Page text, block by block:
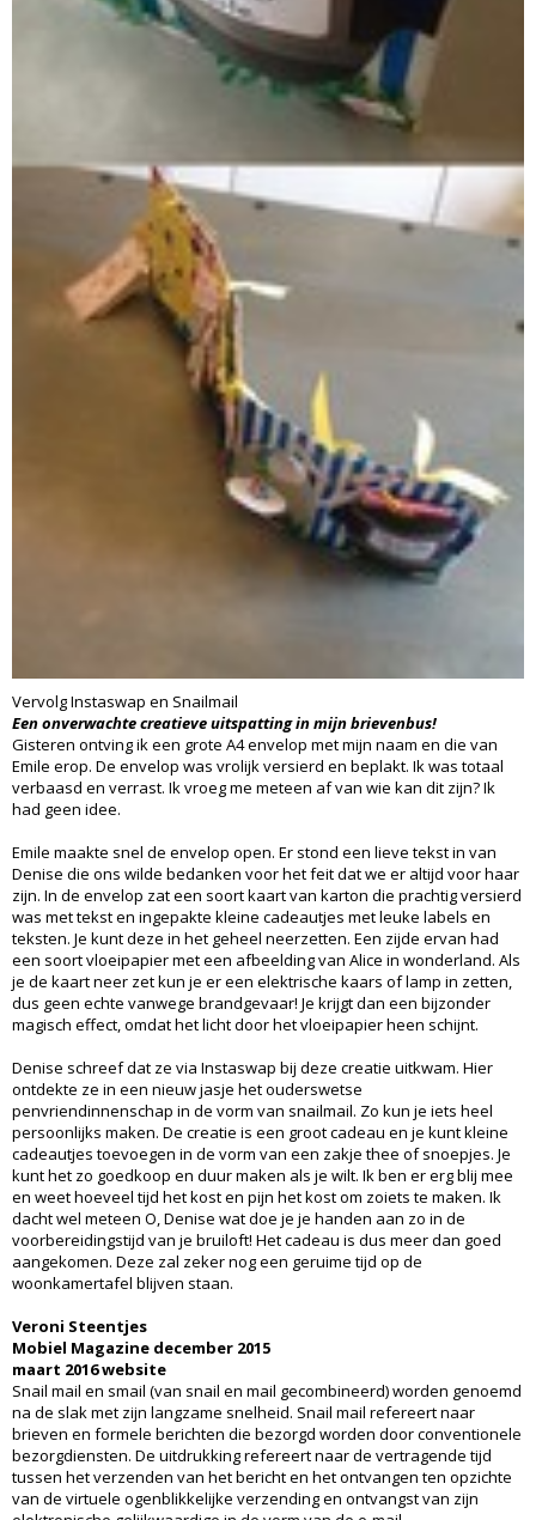
Vervolg Instaswap en Snailmail
Een onverwachte creatieve uitspatting in mijn brievenbus!
Gisteren ontving ik een grote A4 envelop met mijn naam en die van
Emile erop. De envelop was vrolijk versierd en beplakt. Ik was totaal
verbaasd en verrast. Ik vroeg me meteen af van wie kan dit zijn? Ik
had geen idee.
Emile maakte snel de envelop open. Er stond een lieve tekst in van
Denise die ons wilde bedanken voor het feit dat we er altijd voor haar
zijn. In de envelop zat een soort kaart van karton die prachtig versierd
was met tekst en ingepakte kleine cadeautjes met leuke labels en
teksten. Je kunt deze in het geheel neerzetten. Een zijde ervan had
een soort vloeipapier met een afbeelding van Alice in wonderland. Als
je de kaart neer zet kun je er een elektrische kaars of lamp in zetten,
dus geen echte vanwege brandgevaar! Je krijgt dan een bijzonder
magisch effect, omdat het licht door het vloeipapier heen schijnt.
Denise schreef dat ze via Instaswap bij deze creatie uitkwam. Hier
ontdekte ze in een nieuw jasje het ouderswetse
penvriendinnenschap in de vorm van snailmail. Zo kun je iets heel
persoonlijks maken. De creatie is een groot cadeau en je kunt kleine
cadeautjes toevoegen in de vorm van een zakje thee of snoepjes. Je
kunt het zo goedkoop en duur maken als je wilt. Ik ben er erg blij mee
en weet hoeveel tijd het kost en pijn het kost om zoiets te maken. Ik
dacht wel meteen O, Denise wat doe je je handen aan zo in de
voorbereidingstijd van je bruiloft! Het cadeau is dus meer dan goed
aangekomen. Deze zal zeker nog een geruime tijd op de
woonkamertafel blijven staan.
Veroni Steentjes
Mobiel Magazine december 2015
maart 2016 website
Snail mail en smail (van snail en mail gecombineerd) worden genoemd
na de slak met zijn langzame snelheid. Snail mail refereert naar
brieven en formele berichten die bezorgd worden door conventionele
bezorgdiensten. De uitdrukking refereert naar de vertragende tijd
tussen het verzenden van het bericht en het ontvangen ten opzichte
van de virtuele ogenblikkelijke verzending en ontvangst van zijn